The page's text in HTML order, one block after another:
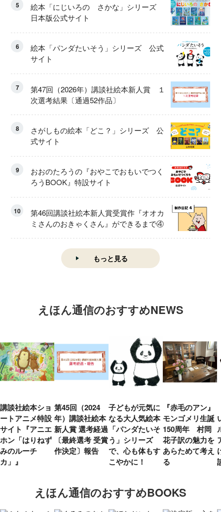
5
絵本「にじいろの さかな」シリーズ
日本版公式サイト
6
絵本「パンダたいそう」シリーズ 公式
サイト
7
第47回（2026年）講談社絵本新人賞 １
次選考結果〔通過52作品〕
8
さがしもの絵本「どこ？」シリーズ 公
式サイト
9
おおのたろうの『おやこでおもいでつく
ろうBOOK』特設サイト
10
第46回講談社絵本新人賞受賞作『オオカ
ミさんのおきゃくさん』ができるまで④
もっと見る
えほん通信のおすすめNEWS
講談社絵本ショ
ートアニメ特設
サイト『アニエ
ホン「はりねず
みのルーチ
カ」』
第45回（2024
年）講談社絵本
新人賞 選考経過
〔最終選考 受賞
作決定〕報告
子どもが元気に
なる大人気絵本
「パンダたいそ
う」シリーズ
で、心も体もす
こやかに！
『赤毛のアン』
モンゴメリ生誕
150周年 村岡
花子訳の魅力を
あらためて考え
る
えほん通信のおすすめBOOKS